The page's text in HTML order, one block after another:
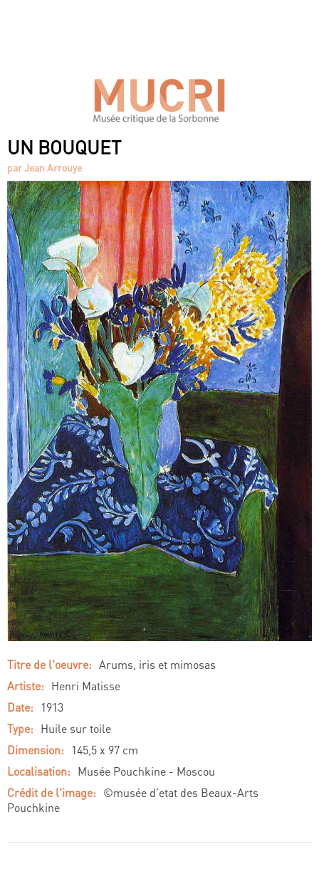
UN BOUQUET
par Jean Arrouye
Titre de l'oeuvre: Arums, iris et mimosas
Artiste: Henri Matisse
Date:
1913
Type: Huile sur toile
Dimension:
145,5 x 97 cm
Localisation: Musée Pouchkine - Moscou
Crédit de l'image: ©musée d’etat des Beaux-Arts
Pouchkine